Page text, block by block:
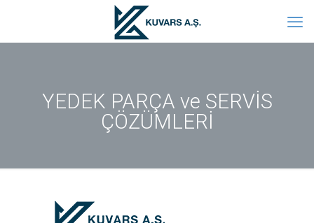
YEDEK PARÇA ve SERVİS
ÇÖZÜMLERİ